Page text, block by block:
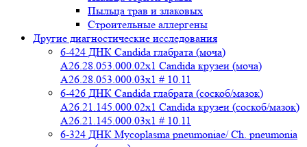
Пыльца трав и злаковых
Строительные аллергены
Другие диагностические исследования
6-424 ДНК Candida глабрата (моча)
A26.28.053.000.02x1 Candida крузеи (моча)
A26.28.053.000.03x1 # 10.11
6-426 ДНК Candida глабрата (соскоб/мазок)
A26.21.145.000.02x1 Candida крузеи (соскоб/мазок)
A26.21.145.000.03x1 # 10.11
6-324 ДНК Mycoplasma pneumoniae/ Ch. pneumonia